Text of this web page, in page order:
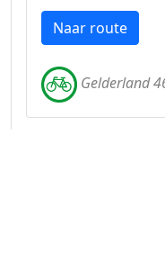
Naar route
Gelderland